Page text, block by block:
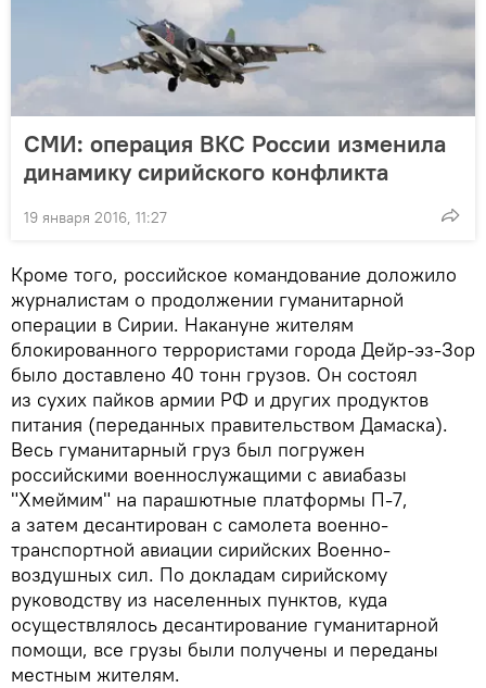
СМИ: операция ВКС России изменила
динамику сирийского конфликта
19 января 2016, 11:27
Кроме того, российское командование доложило
журналистам о продолжении гуманитарной
операции в Сирии. Накануне жителям
блокированного террористами города Дейр-эз-Зор
было доставлено 40 тонн грузов. Он состоял
из сухих пайков армии РФ и других продуктов
питания (переданных правительством Дамаска).
Весь гуманитарный груз был погружен
российскими военнослужащими с авиабазы
"Хмеймим" на парашютные платформы П-7,
а затем десантирован с самолета военно-
транспортной авиации сирийских Военно-
воздушных сил. По докладам сирийскому
руководству из населенных пунктов, куда
осуществлялось десантирование гуманитарной
помощи, все грузы были получены и переданы
местным жителям.